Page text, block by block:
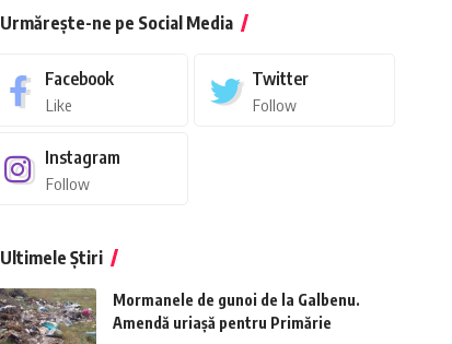
Urmărește-ne pe Social Media
Facebook
Like
Twitter
Follow
Instagram
Follow
Ultimele Știri
Mormanele de gunoi de la Galbenu.
Amendă uriașă pentru Primărie